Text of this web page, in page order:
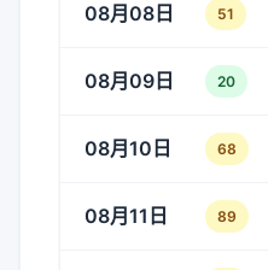
08月08日 51
08月09日 20
08月10日 68
08月11日 89